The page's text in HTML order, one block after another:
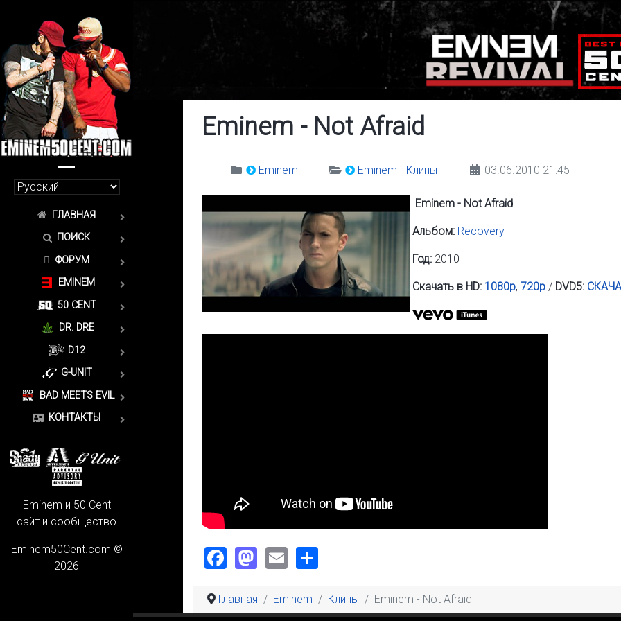
Eminem - Not Afraid
Eminem Eminem - Клипы 03.06.2010 21:45
Eminem - Not Afraid
Альбом: Recovery
Год: 2010
Скачать в HD: 1080p, 720p / DVD5:
Facebook
Mastodon
Email
Главная Eminem Клипы Eminem - Not Afraid
ГЛАВНАЯ
ПОИСК
ФОРУМ
EMINEM
50 CENT
DR. DRE
D12
G-UNIT
BAD MEETS EVIL
КОНТАКТЫ
Eminem и 50 Cent
сайт и сообщество
Eminem50Cent.com ©
2026